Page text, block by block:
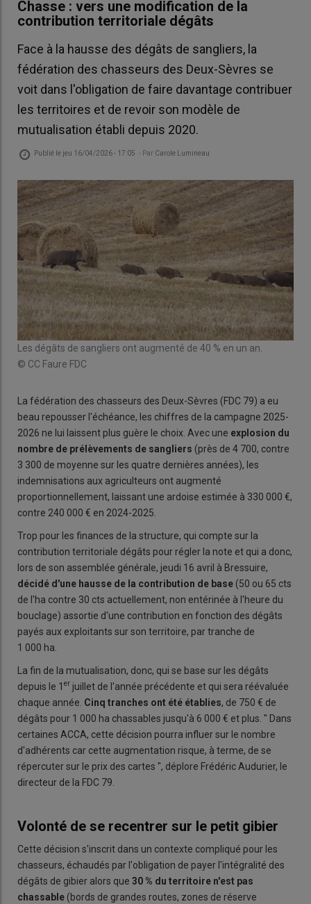
Chasse : vers une modification de la
contribution territoriale dégâts
Face à la hausse des dégâts de sangliers, la
fédération des chasseurs des Deux-Sèvres se
voit dans l'obligation de faire davantage contribuer
les territoires et de revoir son modèle de
mutualisation établi depuis 2020.
Publié le jeu 16/04/2026 - 17:05 - Par Carole Lumineau
Les dégâts de sangliers ont augmenté de 40 % en un an.
© CC Faure FDC
La fédération des chasseurs des Deux-Sèvres (FDC 79) a eu
beau repousser l'échéance, les chiffres de la campagne 2025-
2026 ne lui laissent plus guère le choix. Avec une explosion du
nombre de prélèvements de sangliers (près de 4 700, contre
3 300 de moyenne sur les quatre dernières années), les
indemnisations aux agriculteurs ont augmenté
proportionnellement, laissant une ardoise estimée à 330 000 €,
contre 240 000 € en 2024-2025.
Trop pour les finances de la structure, qui compte sur la
contribution territoriale dégâts pour régler la note et qui a donc,
lors de son assemblée générale, jeudi 16 avril à Bressuire,
décidé d'une hausse de la contribution de base (50 ou 65 cts
de l'ha contre 30 cts actuellement, non entérinée à l'heure du
bouclage) assortie d'une contribution en fonction des dégâts
payés aux exploitants sur son territoire, par tranche de
1 000 ha.
La fin de la mutualisation, donc, qui se base sur les dégâts
depuis le 1 er juillet de l'année précédente et qui sera réévaluée
chaque année. Cinq tranches ont été établies, de 750 € de
dégâts pour 1 000 ha chassables jusqu'à 6 000 € et plus. " Dans
certaines ACCA, cette décision pourra influer sur le nombre
d'adhérents car cette augmentation risque, à terme, de se
répercuter sur le prix des cartes ", déplore Frédéric Audurier, le
directeur de la FDC 79.
Volonté de se recentrer sur le petit gibier
Cette décision s'inscrit dans un contexte compliqué pour les
chasseurs, échaudés par l'obligation de payer l'intégralité des
dégâts de gibier alors que 30 % du territoire n'est pas
chassable (bords de grandes routes, zones de réserve